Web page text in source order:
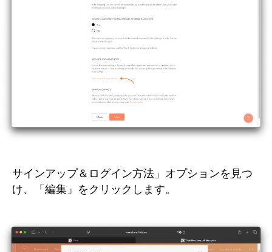
サインアップ＆ログイン方法」オプションを見つ
け、「編集」をクリックします。